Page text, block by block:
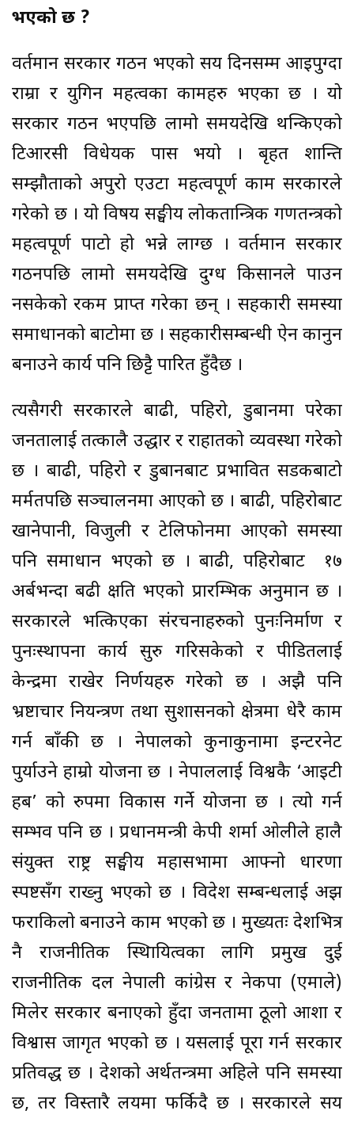
भएको छ ?
वर्तमान सरकार गठन भएको सय दिनसम्म आइपुग्दा
राम्रा र युगिन महत्वका कामहरु भएका छ । यो
सरकार गठन भएपछि लामो समयदेखि थन्किएको
टिआरसी विधेयक पास भयो । बृहत शान्ति
सम्झौताको अपुरो एउटा महत्वपूर्ण काम सरकारले
गरेको छ । यो विषय सङ्घीय लोकतान्त्रिक गणतन्त्रको
महत्वपूर्ण पाटो हो भन्ने लाग्छ । वर्तमान सरकार
गठनपछि लामो समयदेखि दुग्ध किसानले पाउन
नसकेको रकम प्राप्त गरेका छन् । सहकारी समस्या
समाधानको बाटोमा छ । सहकारीसम्बन्धी ऐन कानुन
बनाउने कार्य पनि छिट्टै पारित हुँदैछ ।
त्यसैगरी सरकारले बाढी, पहिरो, डुबानमा परेका
जनतालाई तत्कालै उद्धार र राहातको व्यवस्था गरेको
छ । बाढी, पहिरो र डुबानबाट प्रभावित सडकबाटो
मर्मतपछि सञ्चालनमा आएको छ । बाढी, पहिरोबाट
खानेपानी, विजुली र टेलिफोनमा आएको समस्या
पनि समाधान भएको छ । बाढी, पहिरोबाट १७
अर्बभन्दा बढी क्षति भएको प्रारम्भिक अनुमान छ ।
सरकारले भत्किएका संरचनाहरुको पुनःनिर्माण र
पुनःस्थापना कार्य सुरु गरिसकेको र पीडितलाई
केन्द्रमा राखेर निर्णयहरु गरेको छ । अझै पनि
भ्रष्टाचार नियन्त्रण तथा सुशासनको क्षेत्रमा धेरै काम
गर्न बाँकी छ । नेपालको कुनाकुनामा इन्टरनेट
पुर्याउने हाम्रो योजना छ । नेपाललाई विश्वकै ‘आइटी
हब’ को रुपमा विकास गर्ने योजना छ । त्यो गर्न
सम्भव पनि छ । प्रधानमन्त्री केपी शर्मा ओलीले हालै
संयुक्त राष्ट्र सङ्घीय महासभामा आफ्नो धारणा
स्पष्टसँग राख्नु भएको छ । विदेश सम्बन्धलाई अझ
फराकिलो बनाउने काम भएको छ । मुख्यतः देशभित्र
नै राजनीतिक स्थिायित्वका लागि प्रमुख दुई
राजनीतिक दल नेपाली कांग्रेस र नेकपा (एमाले)
मिलेर सरकार बनाएको हुँदा जनतामा ठूलो आशा र
विश्वास जागृत भएको छ । यसलाई पूरा गर्न सरकार
प्रतिवद्ध छ । देशको अर्थतन्त्रमा अहिले पनि समस्या
छ, तर विस्तारै लयमा फर्किदै छ । सरकारले सय